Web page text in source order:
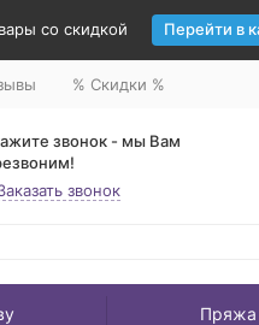
со скидкой Перейти в
% Скидки %
звонок - мы Вам
звонок
Пряжа